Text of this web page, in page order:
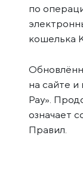
по
кошелька
на сайте
Pay».
означает
Правил.